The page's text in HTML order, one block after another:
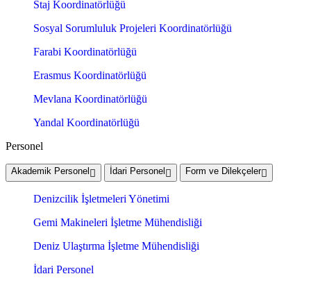
Staj Koordinatörlüğü
Sosyal Sorumluluk Projeleri Koordinatörlüğü
Farabi Koordinatörlüğü
Erasmus Koordinatörlüğü
Mevlana Koordinatörlüğü
Yandal Koordinatörlüğü
Personel
Akademik Personel İdari Personel Form ve Dilekçeler
Denizcilik İşletmeleri Yönetimi
Gemi Makineleri İşletme Mühendisliği
Deniz Ulaştırma İşletme Mühendisliği
İdari Personel